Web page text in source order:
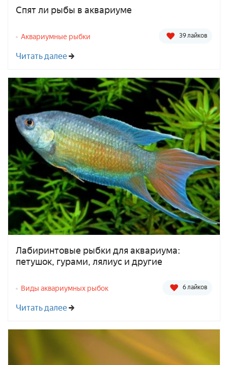
Спят ли рыбы в аквариуме
Аквариумные рыбки 39 лайков
Читать далее
Лабиринтовые рыбки для аквариума:
петушок, гурами, лялиус и другие
Виды аквариумных рыбок 6 лайков
Читать далее